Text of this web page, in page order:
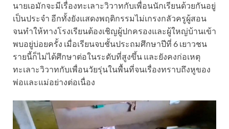
นายเอมักจะมีเรื่องทะเลาะวิวาทกับเพื่อนนักเรียนด้วยกันอยู่
เป็นประจำ อีกทั้งยังแสดงพฤติกรรมไม่เกรงกลัวครูผู้สอน
จนทำให้ทางโรงเรียนต้องเชิญผู้ปกครองและผู้ใหญ่บ้านเข้า
พบอยู่บ่อยครั้ง เมื่อเรียนจบชั้นประถมศึกษาปีที่ 6 เยาวชน
รายนี้ก็ไม่ได้ศึกษาต่อในระดับที่สูงขึ้น และยังคงก่อเหตุ
ทะเลาะวิวาทกับเพื่อนวัยรุ่นในพื้นที่จนเรื่องทราบถึงหูของ
พ่อและแม่อย่างต่อเนื่อง